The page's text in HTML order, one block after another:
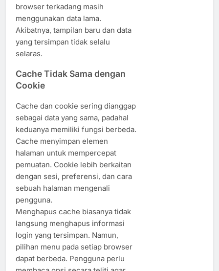
browser terkadang masih
menggunakan data lama.
Akibatnya, tampilan baru dan data
yang tersimpan tidak selalu
selaras.
Cache Tidak Sama dengan
Cookie
Cache dan cookie sering dianggap
sebagai data yang sama, padahal
keduanya memiliki fungsi berbeda.
Cache menyimpan elemen
halaman untuk mempercepat
pemuatan. Cookie lebih berkaitan
dengan sesi, preferensi, dan cara
sebuah halaman mengenali
pengguna.
Menghapus cache biasanya tidak
langsung menghapus informasi
login yang tersimpan. Namun,
pilihan menu pada setiap browser
dapat berbeda. Pengguna perlu